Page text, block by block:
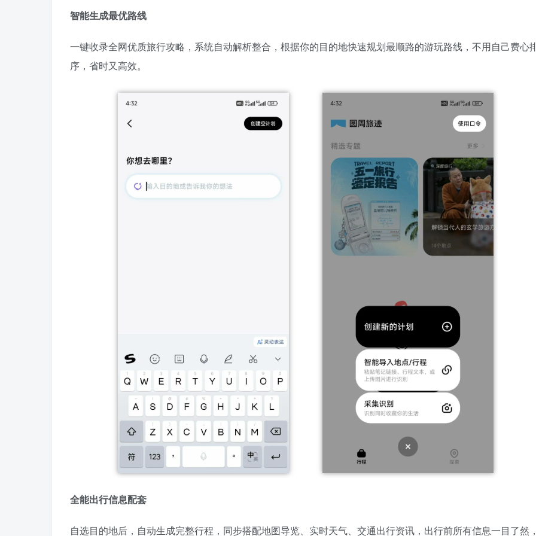
智能生成最优路线
一键收录全网优质旅行攻略，系统自动解析整合，根据你的目的地快速规划最顺路的游玩路线，不用自己费心
序，省时又高效。
全能出行信息配套
自选目的地后，自动生成完整行程，同步搭配地图导览、实时天气、交通出行资讯，出行前所有信息一目了然